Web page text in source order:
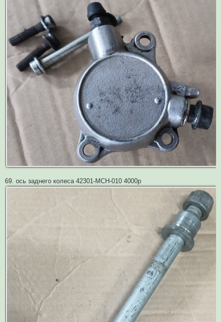
69. ось заднего колеса 42301-MCH-010 4000р